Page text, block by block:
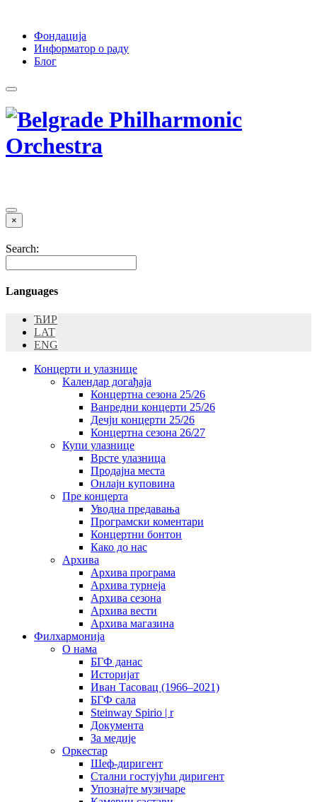
Фондација
Информатор о раду
Блог
×
Search:
Languages
ЋИР
LAT
ENG
Концерти и улазнице
Kалендар догађаја
Концертна сезона 25/26
Ванредни концерти 25/26
Дечји концерти 25/26
Концертна сезона 26/27
Купи улазнице
Врсте улазница
Продајна места
Oнлајн куповинa
Пре концерта
Уводна предавања
Програмски коментари
Концертни бонтон
Како до нас
Архива
Архива програма
Архива турнеја
Архива сезона
Архива вести
Архива магазина
Филхармонија
О нама
БГФ данас
Историјат
Иван Тасовац (1966–2021)
БГФ сала
Steinway Spirio | r
Документа
За медије
Оркестар
Шеф-диригент
Стални гостујући диригент
Упознајте музичаре